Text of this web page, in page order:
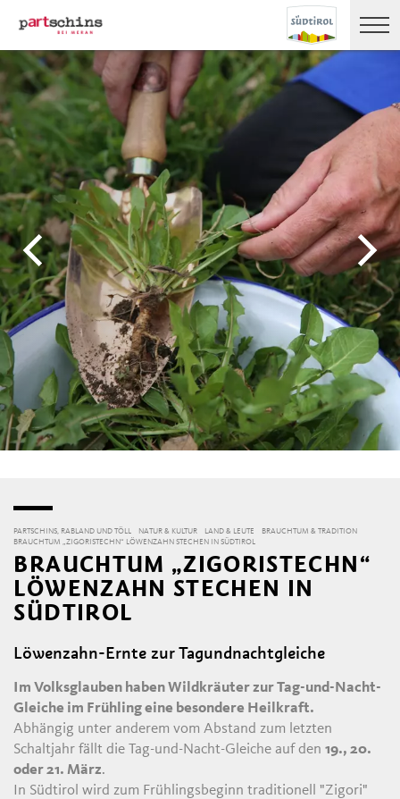
PARTSCHINS, RABLAND UND TÖLL NATUR & KULTUR LAND & LEUTE
BRAUCHTUM & TRADITION
BRAUCHTUM „ZIGORISTECHN“ LÖWENZAHN STECHEN IN SÜDTIROL
BRAUCHTUM „ZIGORISTECHN“
LÖWENZAHN STECHEN IN
SÜDTIROL
Löwenzahn-Ernte zur Tagundnachtgleiche
Im Volksglauben haben Wildkräuter zur Tag-und-Nacht-
Gleiche im Frühling eine besondere Heilkraft.
Abhängig unter anderem vom Abstand zum letzten
Schaltjahr fällt die Tag-und-Nacht-Gleiche auf den19., 20.
oder 21. März.
In Südtirol wird zum Frühlingsbeginn traditionell "Zigori"